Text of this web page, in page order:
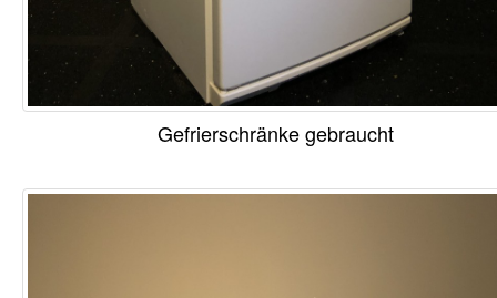
Gefrierschränke gebraucht